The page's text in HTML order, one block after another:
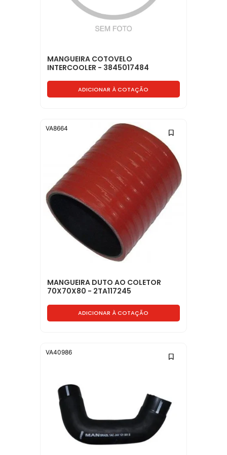
MANGUEIRA COTOVELO
INTERCOOLER - 3845017484
ADICIONAR À COTAÇÃO
MANGUEIRA DUTO AO COLETOR
70X70X80 - 2TA117245
ADICIONAR À COTAÇÃO
VA8664
VA40986